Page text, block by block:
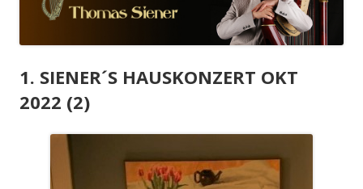
1. SIENER´S HAUSKONZERT OKT
2022 (2)